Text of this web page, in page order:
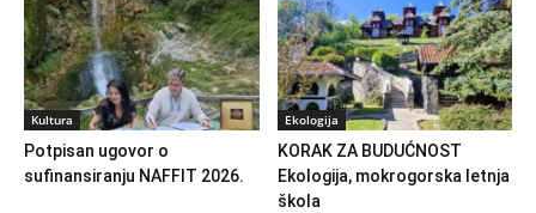
Kultura
Potpisan ugovor o
sufinansiranju NAFFIT 2026.
Ekologija
KORAK ZA BUDUĆNOST
Ekologija, mokrogorska letnja
škola